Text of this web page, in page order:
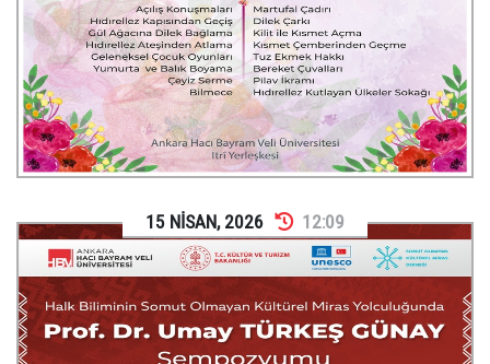
15 NİSAN, 2026 12:09